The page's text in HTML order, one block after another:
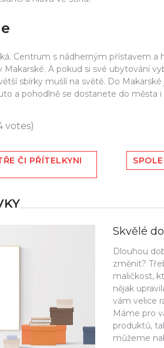
Centrum s nádherným přístavem a
Makarské. A pokud si své ubytování
sbírky mušlí na světě. Do
a pohodlně se dostanete do města i
votes)
ČI PŘÍTELKYNI
Skvělé
Dlouhou
změnit?
maličkost,
nějak
vám velice
Máme pro
produktů,
můžeme